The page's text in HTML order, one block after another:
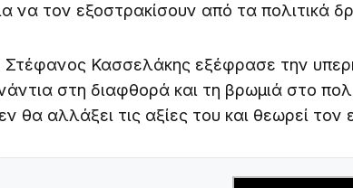
να τον εξοστρακίσουν από τα πολιτικά
Στέφανος Κασσελάκης εξέφρασε την
στη διαφθορά και τη βρωμιά στο
θα αλλάξει τις αξίες του και θεωρεί τον